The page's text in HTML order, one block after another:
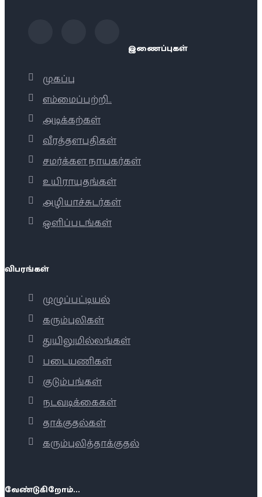
இணைப்புகள்
முகப்பு
எம்மைப்பற்றி..
அடிக்கற்கள்
வீரத்தளபதிகள்
சமர்க்கள நாயகர்கள்
உயிராயுதங்கள்
அழியாச்சுடர்கள்
ஒளிப்படங்கள்
விபரங்கள்
முழுப்பட்டியல்
கரும்புலிகள்
துயிலுமில்லங்கள்
படையணிகள்
குடும்பங்கள்
நடவடிக்கைகள்
தாக்குதல்கள்
கரும்புலித்தாக்குதல்
வேண்டுகிறோம்...